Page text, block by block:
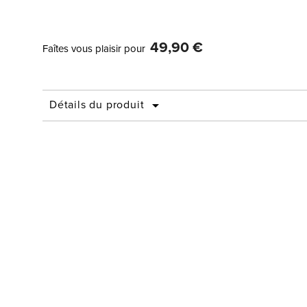
Faîtes vous plaisir pour 49,90 €
Détails du produit 